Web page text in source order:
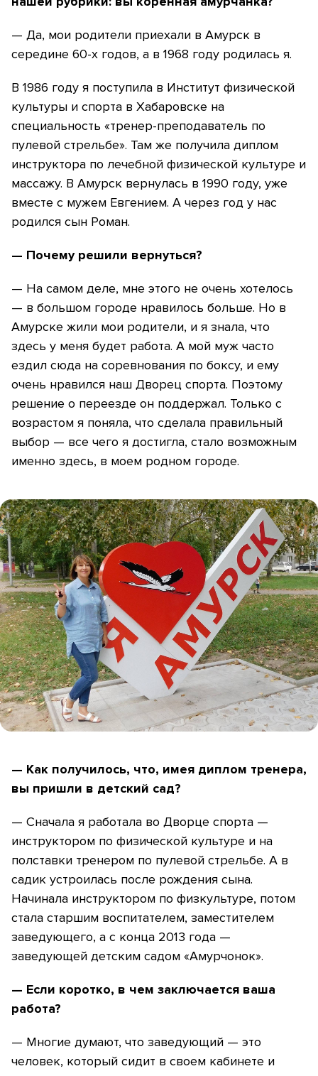
— Да, мои родители приехали в Амурск в
середине 60-х годов, а в 1968 году родилась я.
В 1986 году я поступила в Институт физической
культуры и спорта в Хабаровске на
специальность «тренер-преподаватель по
пулевой стрельбе». Там же получила диплом
инструктора по лечебной физической культуре и
массажу. В Амурск вернулась в 1990 году, уже
вместе с мужем Евгением. А через год у нас
родился сын Роман.
— Почему решили вернуться?
— На самом деле, мне этого не очень хотелось
— в большом городе нравилось больше. Но в
Амурске жили мои родители, и я знала, что
здесь у меня будет работа. А мой муж часто
ездил сюда на соревнования по боксу, и ему
очень нравился наш Дворец спорта. Поэтому
решение о переезде он поддержал. Только с
возрастом я поняла, что сделала правильный
выбор — все чего я достигла, стало возможным
именно здесь, в моем родном городе.
— Как получилось, что, имея диплом тренера,
вы пришли в детский сад?
— Сначала я работала во Дворце спорта —
инструктором по физической культуре и на
полставки тренером по пулевой стрельбе. А в
садик устроилась после рождения сына.
Начинала инструктором по физкультуре, потом
стала старшим воспитателем, заместителем
заведующего, а с конца 2013 года —
заведующей детским садом «Амурчонок».
— Если коротко, в чем заключается ваша
работа?
— Многие думают, что заведующий — это
человек, который сидит в своем кабинете и